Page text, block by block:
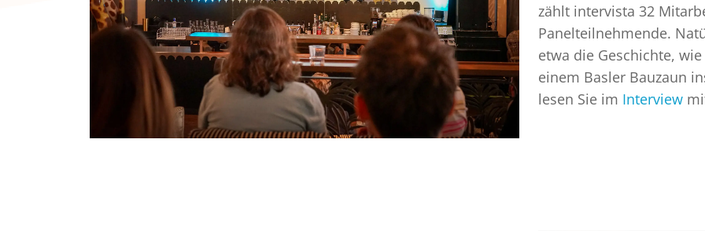
zählt intervista 32
Panelteilnehmende.
etwa die Geschichte,
einem Basler Bauzaun
lesen Sie im Interview